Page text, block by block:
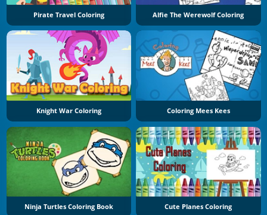
Pirate Travel Coloring Alfie The Werewolf Coloring
Knight War Coloring Coloring Mees Kees
Ninja Turtles Coloring Book Cute Planes Coloring